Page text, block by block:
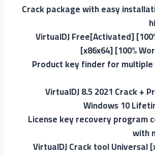
Crack package with easy
VirtualDJ Free[Activated]
[x86x64] [100%
Product key finder for
VirtualDJ 8.5 2021 Crack +
Windows 10
License key recovery program
with
VirtualDJ Crack tool Universal